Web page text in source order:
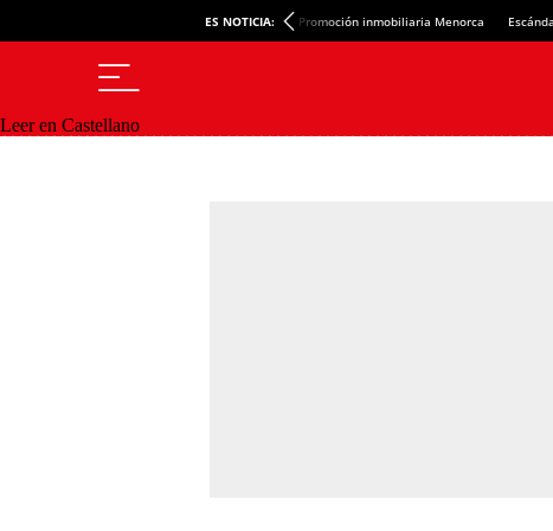
ES NOTICIA: Promoción inmobiliaria Menorca
Leer en Castellano